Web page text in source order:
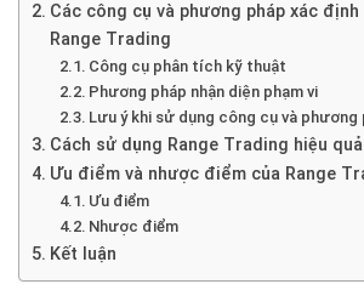
Các công cụ và phương pháp xác
Range Trading
Công cụ phân tích kỹ thuật
Phương pháp nhận diện phạm vi
Lưu ý khi sử dụng công cụ và phương
Cách sử dụng Range Trading hiệu
Ưu điểm và nhược điểm của Range
Ưu điểm
Nhược điểm
Kết luận